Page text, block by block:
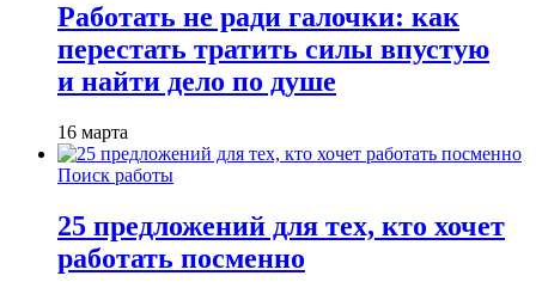
Работать не ради галочки: как
перестать тратить силы впустую
и найти дело по душе
16 марта
Поиск работы
25 предложений для тех, кто хочет
работать посменно